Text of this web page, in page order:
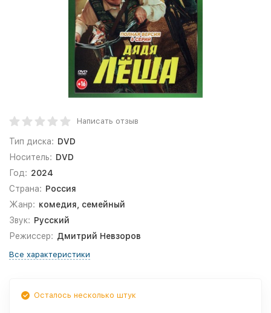
Написать отзыв
Тип диска: DVD
Носитель: DVD
Год: 2024
Страна: Россия
Жанр: комедия, семейный
Звук: Русский
Режиссер: Дмитрий Невзоров
Все характеристики
Осталось несколько штук